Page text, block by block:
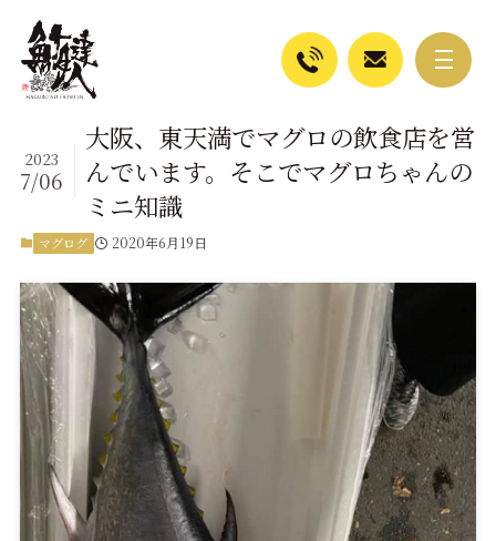
大阪、東天満でマグロの飲食店を営
んでいます。そこでマグロちゃんの
ミニ知識
2023
7/06
マグログ 2020年6月19日